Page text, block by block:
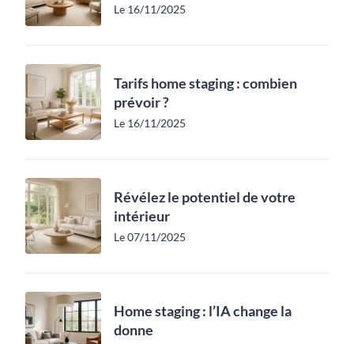
Le 16/11/2025
Tarifs home staging : combien
prévoir ?
Le 16/11/2025
Révélez le potentiel de votre
intérieur
Le 07/11/2025
Home staging : l’IA change la
donne